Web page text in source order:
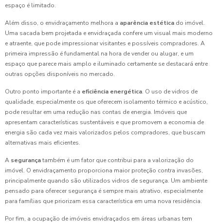
espaço é limitado.
Além disso, o envidraçamento melhora a aparência estética do imóvel.
Uma sacada bem projetada e envidraçada confere um visual mais moderno
e atraente, que pode impressionar visitantes e possíveis compradores. A
primeira impressão é fundamental na hora de vender ou alugar, e um
espaço que parece mais amplo e iluminado certamente se destacará entre
outras opções disponíveis no mercado.
Outro ponto importante é a eficiência energética. O uso de vidros de
qualidade, especialmente os que oferecem isolamento térmico e acústico,
pode resultar em uma redução nas contas de energia. Imóveis que
apresentam características sustentáveis e que promovem a economia de
energia são cada vez mais valorizados pelos compradores, que buscam
alternativas mais eficientes.
A segurançatambém é um fator que contribui para a valorização do
imóvel. O envidraçamento proporciona maior proteção contra invasões,
principalmente quando são utilizados vidros de segurança. Um ambiente
pensado para oferecer segurança é sempre mais atrativo, especialmente
para famílias que priorizam essa característica em uma nova residência.
Por fim, a ocupação de imóveis envidraçados em áreas urbanas tem